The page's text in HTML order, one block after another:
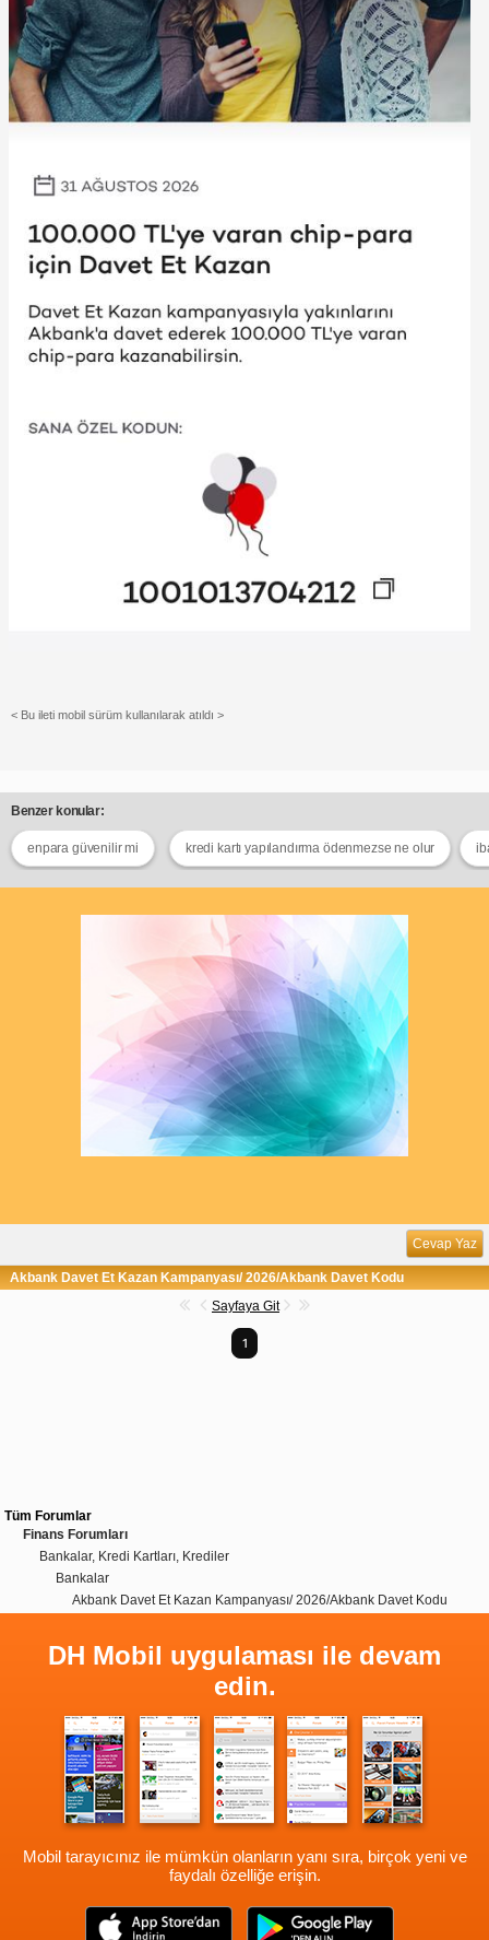
< Bu ileti mobil sürüm kullanılarak atıldı >
Benzer konular:
enpara güvenilir mi kredi kartı yapılandırma ödenmezse ne olur
Cevap Yaz
Akbank Davet Et Kazan Kampanyası/ 2026/Akbank Davet Kodu
Sayfaya Git
1
Tüm Forumlar
Finans Forumları
Bankalar, Kredi Kartları, Krediler
Bankalar
Akbank Davet Et Kazan Kampanyası/ 2026/Akbank Davet Kodu
DH Mobil uygulaması ile devam
edin.
Mobil tarayıcınız ile mümkün olanların yanı sıra, birçok yeni ve
faydalı özelliğe erişin.